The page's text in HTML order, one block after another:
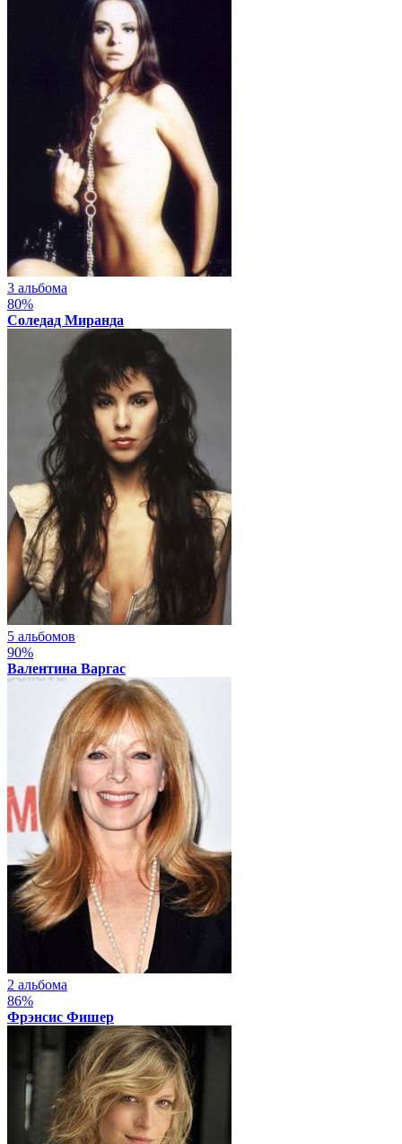
3 альбома
80%
Соледад Миранда
5 альбомов
90%
Валентина Варгас
2 альбома
86%
Фрэнсис Фишер